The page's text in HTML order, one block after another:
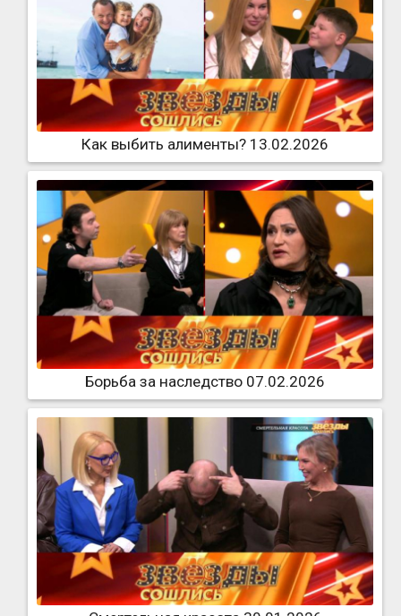
Как выбить алименты? 13.02.2026
Борьба за наследство 07.02.2026